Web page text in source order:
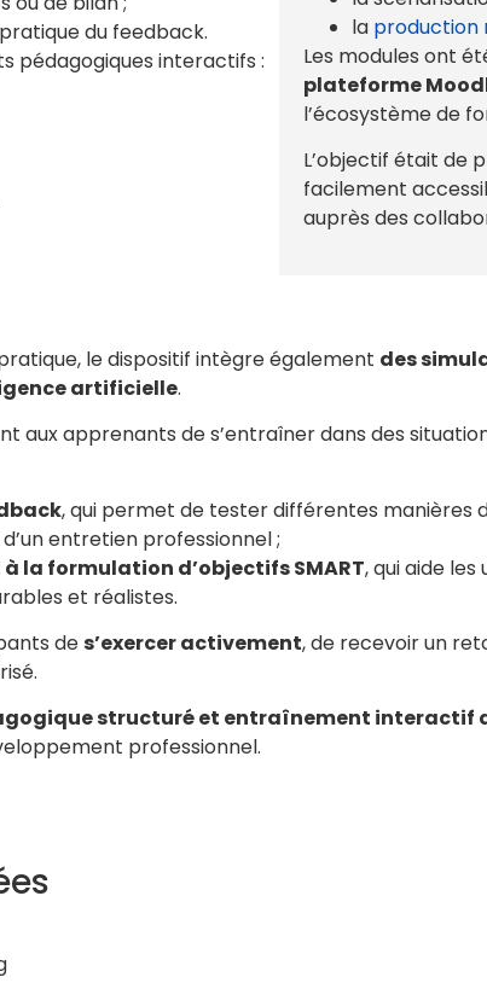
du feedback.
pédagogiques interactifs :
la production
Les modules ont
plateforme
l’écosystème de
L’objectif était de
facilement
auprès des
le dispositif intègre également des
artificielle.
aux apprenants de s’entraîner dans des
, qui permet de tester différentes manières
entretien professionnel ;
la formulation d’objectifs SMART, qui aide
et réalistes.
des’exercer activement, de recevoir un
structuré et entraînement interactif
professionnel.